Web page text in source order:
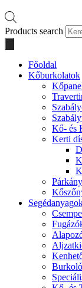
Products search
Főoldal
Kőburkolatok
Kő- és
Kerti